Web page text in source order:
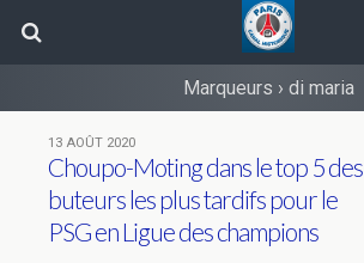
Marqueurs › di maria
13 AOÛT 2020
Choupo-Moting dans le top 5 des
buteurs les plus tardifs pour le
PSG en Ligue des champions